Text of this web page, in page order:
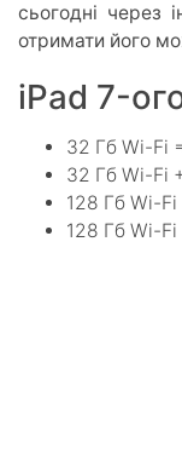
сьогодні через
отримати його
iPad 7-
32 Гб Wi-Fi
32 Гб Wi-Fi
128 Гб Wi-
128 Гб Wi-